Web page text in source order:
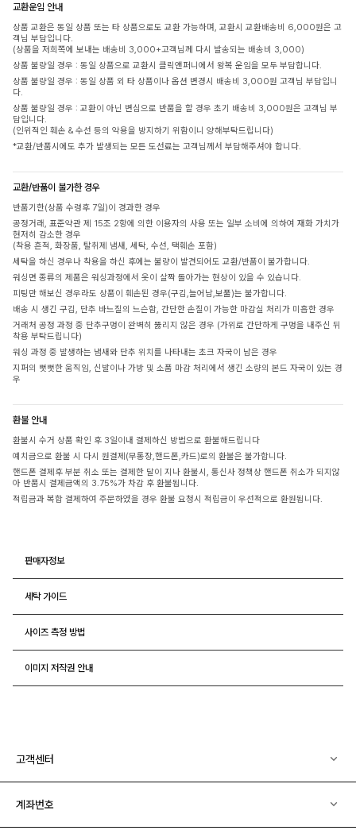
교환운임 안내
상품 교환은 동일 상품 또는 타 상품으로도 교환 가능하며, 교환시 교환배송비 6,000원은 고
객님 부담입니다.
(상품을 저희쪽에 보내는 배송비 3,000+고객님께 다시 발송되는 배송비 3,000)
상품 불량일 경우 : 동일 상품으로 교환시 클릭앤퍼니에서 왕복 운임을 모두 부담합니다.
상품 불량일 경우 : 동일 상품 외 타 상품이나 옵션 변경시 배송비 3,000원 고객님 부담입니
다.
상품 불량일 경우 : 교환이 아닌 변심으로 반품을 할 경우 초기 배송비 3,000원은 고객님 부
담입니다.
(인위적인 훼손 & 수선 등의 악용을 방지하기 위함이니 양해부탁드립니다)
*교환/반품시에도 추가 발생되는 모든 도선료는 고객님께서 부담해주셔야 합니다.
교환/반품이 불가한 경우
반품기한(상품 수령후 7일)이 경과한 경우
공정거래, 표준약관 제 15조 2항에 의한 이용자의 사용 또는 일부 소비에 의하여 재화 가치가
현저히 감소한 경우
(착용 흔적, 화장품, 탈취제 냄새, 세탁, 수선, 택훼손 포함)
세탁을 하신 경우나 착용을 하신 후에는 불량이 발견되어도 교환/반품이 불가합니다.
워싱면 종류의 제품은 워싱과정에서 옷이 살짝 돌아가는 현상이 있을 수 있습니다.
피팅만 해보신 경우라도 상품이 훼손된 경우(구김,늘어남,보풀)는 불가합니다.
배송 시 생긴 구김, 단추 바느질의 느슨함, 간단한 손질이 가능한 마감실 처리가 미흡한 경우
거래처 공정 과정 중 단추구멍이 완벽히 뚫리지 않은 경우 (가위로 간단하게 구멍을 내주신 뒤
착용 부탁드립니다)
워싱 과정 중 발생하는 냄새와 단추 위치를 나타내는 초크 자국이 남은 경우
지퍼의 뻣뻣한 움직임, 신발이나 가방 및 소품 마감 처리에서 생긴 소량의 본드 자국이 있는 경
우
환불 안내
환불시 수거 상품 확인 후 3일이내 결제하신 방법으로 환불해드립니다
예치금으로 환불 시 다시 원결제(무통장,핸드폰,카드)로의 환불은 불가합니다.
핸드폰 결제후 부분 취소 또는 결제한 달이 지나 환불시, 통신사 정책상 핸드폰 취소가 되지않
아 반품시 결제금액의 3.75%가 차감 후 환불됩니다.
적립금과 복합 결제하여 주문하였을 경우 환불 요청시 적립금이 우선적으로 환원됩니다.
판매자정보
세탁 가이드
사이즈 측정 방법
이미지 저작권 안내
고객센터
계좌번호